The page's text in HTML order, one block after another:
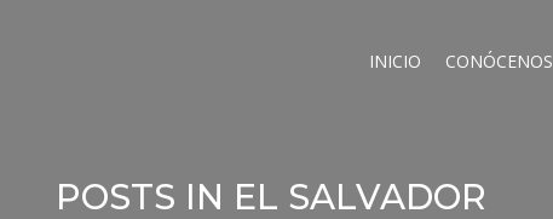
INICIO CONÓCENOS
POSTS IN EL SALVADOR